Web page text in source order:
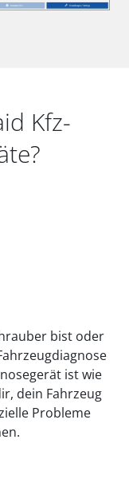
Kfz-
bist oder
ist wie
dein Fahrzeug
Probleme